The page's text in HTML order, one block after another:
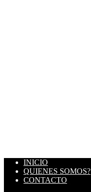
INICIO
QUIENES SOMOS?
CONTACTO